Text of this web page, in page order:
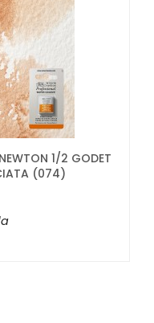
1/2 GODET
(074)